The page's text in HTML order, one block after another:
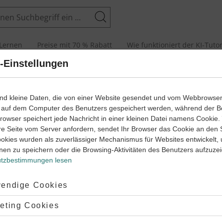
Suchen
Preise mit 70 % Rabatt Wie funktioniert der KI-Tutor
Texte Klassenarbeiten
„Die Küchenuhr“ von Wolfgang Borchert nach. Gehe dabei
stilistische Mittel und erläutere, wie sie mit dem Inhalt der
Einstellungen
kleine Daten, die von einer Website gesendet und vom
dem Computer des Benutzers gespeichert werden, während der
speichert jede Nachricht in einer kleinen Datei namens Cookie.
Seite vom Server anfordern, sendet Ihr Browser das Cookie an den
wurden als zuverlässiger Mechanismus für Websites entwickelt,
zu speichern oder die Browsing-Aktivitäten des Benutzers
lesen
Cookies
Cookies